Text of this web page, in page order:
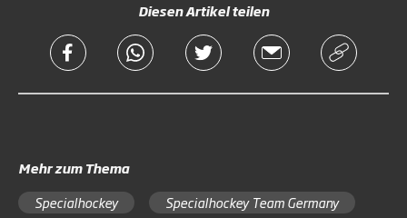
Diesen Artikel teilen
Mehr zum Thema
Specialhockey
Specialhockey Team Germany